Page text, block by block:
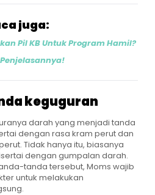
juga:
Pil KB Untuk Program Hamil?
keguguran
darah yang menjadi tanda
dengan rasa kram perut dan
Tidak hanya itu, biasanya
dengan gumpalan darah.
tanda tersebut, Moms wajib
untuk melakukan